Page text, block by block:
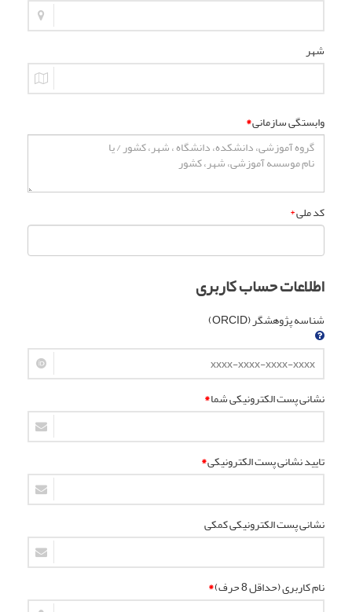
شهر
وابستگی سازمانی*
کد ملی*
اطلاعات حساب کاربری
شناسه پژوهشگر (ORCID)
نشانی پست الکترونیکی شما*
تایید نشانی پست الکترونیکی*
نشانی پست الکترونیکی کمکی
نام کاربری (حداقل 8 حرف) *